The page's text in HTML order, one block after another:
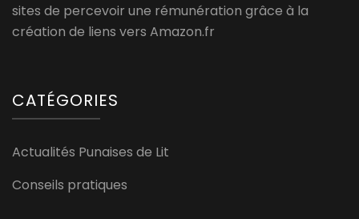
sites de percevoir une rémunération grâce à la
création de liens vers Amazon.fr
CATÉGORIES
Actualités Punaises de Lit
Conseils pratiques